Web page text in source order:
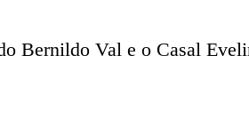
Bernildo Val e o Casal